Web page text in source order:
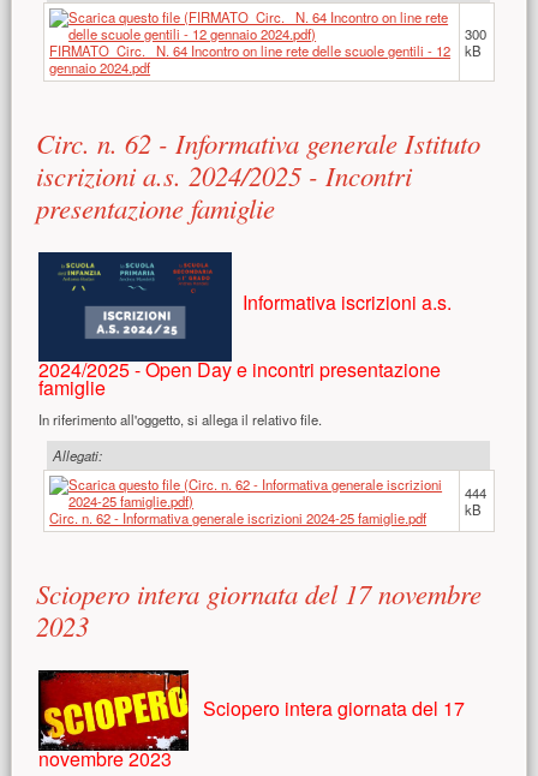
FIRMATO_Circ._ N. 64 Incontro on line rete delle scuole gentili - 12
gennaio 2024.pdf
300
kB
Circ. n. 62 - Informativa generale Istituto
iscrizioni a.s. 2024/2025 - Incontri
presentazione famiglie
Informativa iscrizioni a.s.
2024/2025 - Open Day e incontri presentazione
famiglie
In riferimento all'oggetto, si allega il relativo file.
Allegati:
Circ. n. 62 - Informativa generale iscrizioni 2024-25 famiglie.pdf
444
kB
Sciopero intera giornata del 17 novembre
2023
Sciopero intera giornata del 17
novembre 2023